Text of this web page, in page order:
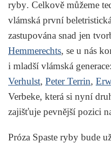
ryby. Celkově můžeme
vlámská první
zastupována snad jen
Hemmerechts, se u nás
i mladší vlámská generace:
Verhulst, Peter Terrin,
Verbeke, která si nyní
zajišťuje pevnější pozici
Próza Spaste ryby bude